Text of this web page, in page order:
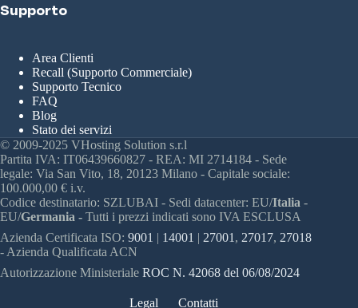
Supporto
Area Clienti
Recall (Supporto Commerciale)
Supporto Tecnico
FAQ
Blog
Stato dei servizi
© 2009-2025 VHosting Solution s.r.l
Partita IVA: IT06439660827 - REA: MI 2714184 - Sede
legale: Via San Vito, 18, 20123 Milano - Capitale sociale:
100.000,00 € i.v.
Codice destinatario: SZLUBAI - Sedi datacenter: EU/Italia -
EU/Germania - Tutti i prezzi indicati sono IVA ESCLUSA
Azienda Certificata ISO: 9001 | 14001 | 27001 , 27017, 27018
- Azienda Qualificata ACN
Autorizzazione Ministeriale ROC N. 42068 del 06/08/2024
Legal Contatti